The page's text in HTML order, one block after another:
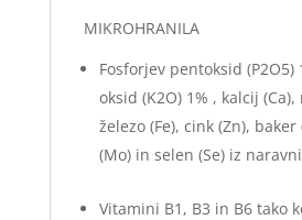
MIKROHRANILA
Fosforjev pentoksid (P2O5)
oksid (K2O) 1% , kalcij
železo (Fe), cink (Zn),
(Mo) in selen (Se) iz
Vitamini B1, B3 in B6 tako